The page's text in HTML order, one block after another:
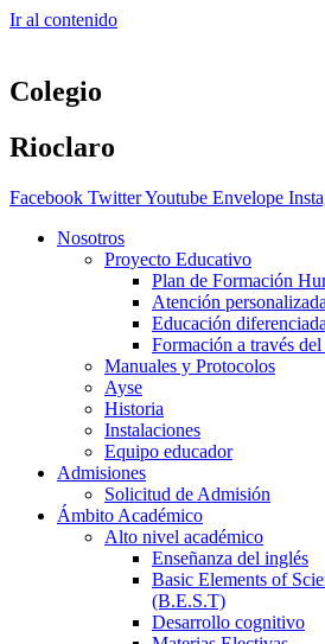
Ir al contenido
Colegio
Rioclaro
Facebook TwitterYoutube Envelope
Nosotros
Proyecto Educativo
Plan de Formación
Atención personalizada
Educación diferenciada
Formación a través
Manuales y Protocolos
Ayse
Historia
Instalaciones
Equipo educador
Admisiones
Solicitud de Admisión
Ámbito Académico
Alto nivel académico
Enseñanza del inglés
Basic Elements of
(B.E.S.T)
Desarrollo cognitivo